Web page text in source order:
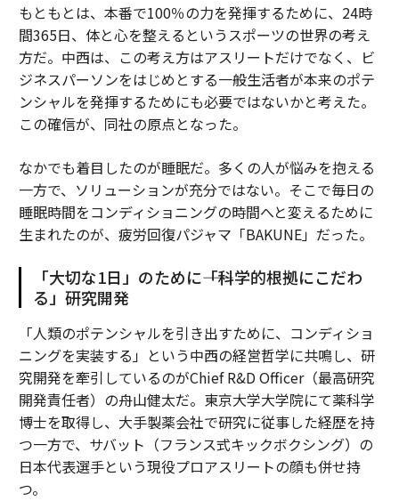
もともとは、本番で100％の力を発揮するために、24時
間365日、体と心を整えるというスポーツの世界の考え
方だ。中西は、この考え方はアスリートだけでなく、ビ
ジネスパーソンをはじめとする一般生活者が本来のポテ
ンシャルを発揮するためにも必要ではないかと考えた。
この確信が、同社の原点となった。
なかでも着目したのが睡眠だ。多くの人が悩みを抱える
一方で、ソリューションが充分ではない。そこで毎日の
睡眠時間をコンディショニングの時間へと変えるために
生まれたのが、疲労回復パジャマ「BAKUNE」だった。
「大切な1日」のために――「科学的根拠にこだわ
る」研究開発
「人類のポテンシャルを引き出すために、コンディショ
ニングを実装する」という中西の経営哲学に共鳴し、研
究開発を牽引しているのがChief R&D Officer（最高研究
開発責任者）の舟山健太だ。東京大学大学院にて薬科学
博士を取得し、大手製薬会社で研究に従事した経歴を持
つ一方で、サバット（フランス式キックボクシング）の
日本代表選手という現役プロアスリートの顔も併せ持
つ。